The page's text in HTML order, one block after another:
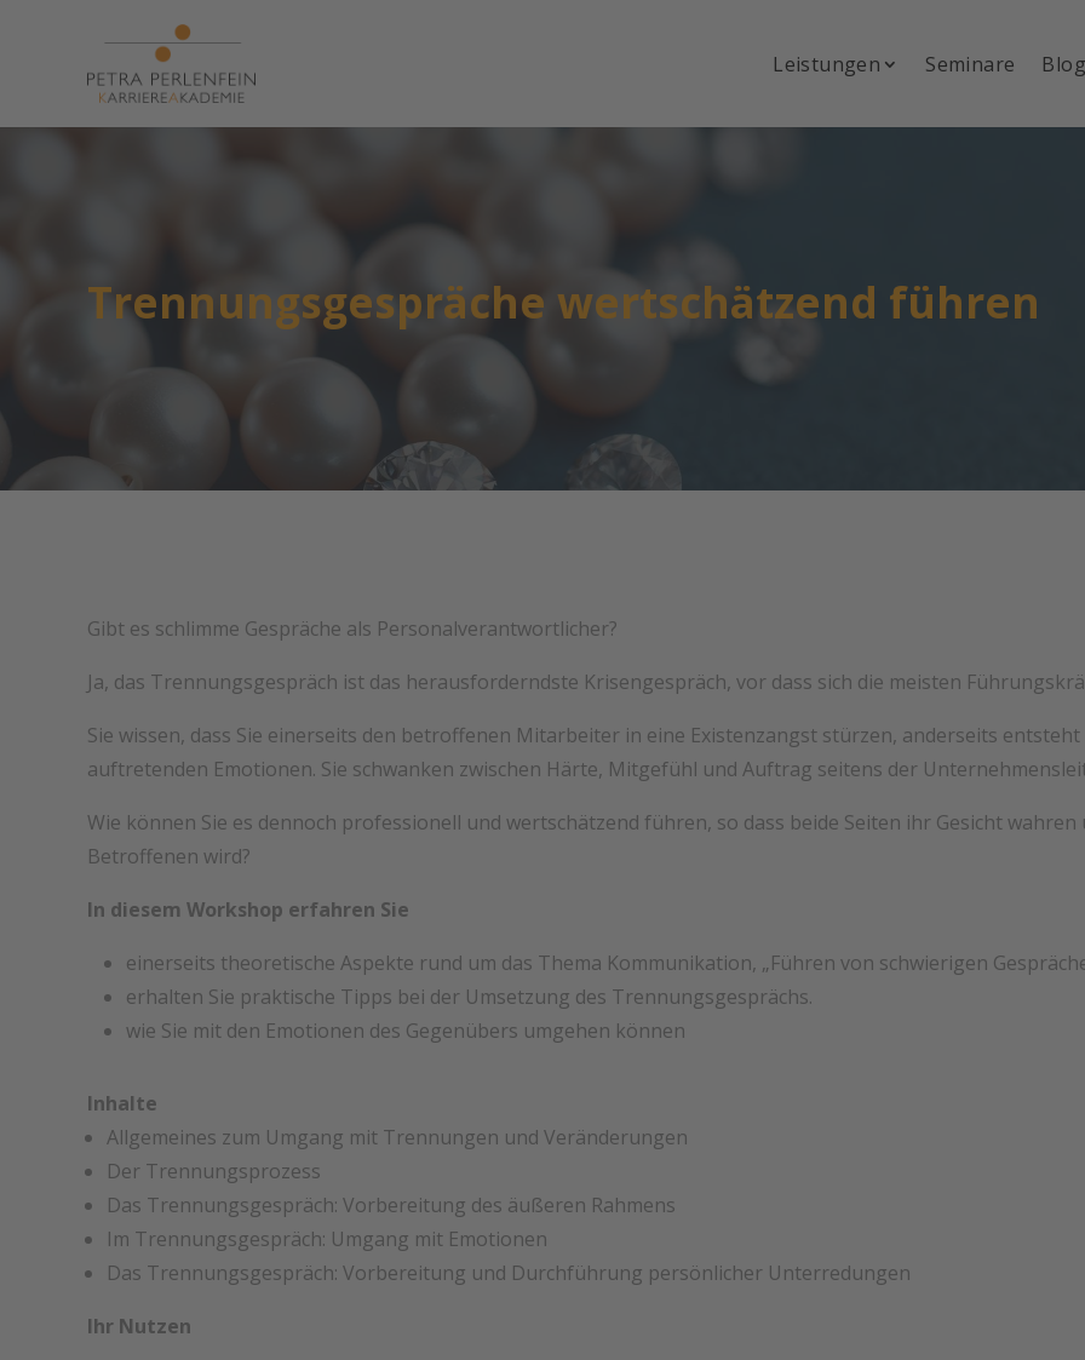
Leistungen Seminare Blog
Trennungsgespräche wertschätzend führen
Gibt es schlimme Gespräche als Personalverantwortlicher?
Ja, das Trennungsgespräch ist das herausforderndste Krisengespräch, vor dass sich die meisten
Sie wissen, dass Sie einerseits den betroffenen Mitarbeiter in eine Existenzangst stürzen, anderseits
auftretenden Emotionen. Sie schwanken zwischen Härte, Mitgefühl und Auftrag seitens der
Wie können Sie es dennoch professionell und wertschätzend führen, so dass beide Seiten ihr Gesicht
Betroffenen wird?
In diesem Workshop erfahren Sie
einerseits theoretische Aspekte rund um das Thema Kommunikation, „Führen von schwierigen
erhalten Sie praktische Tipps bei der Umsetzung des Trennungsgesprächs.
wie Sie mit den Emotionen des Gegenübers umgehen können
Inhalte
Allgemeines zum Umgang mit Trennungen und Veränderungen
Der Trennungsprozess
Das Trennungsgespräch: Vorbereitung des äußeren Rahmens
Im Trennungsgespräch: Umgang mit Emotionen
Das Trennungsgespräch: Vorbereitung und Durchführung persönlicher Unterredungen
Ihr Nutzen